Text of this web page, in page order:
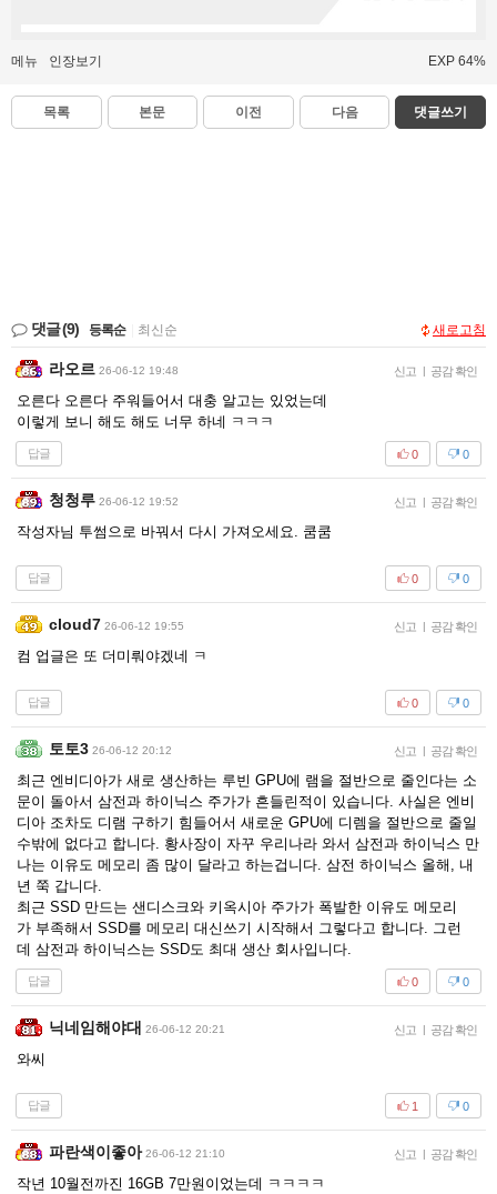
메뉴 인장보기 EXP 64%
목록 본문 이전 다음 댓글쓰기
댓글(9) 등록순 최신순 새로고침
라오르 26-06-12 19:48 신고 | 공감 확인
오른다 오른다 주워들어서 대충 알고는 있었는데
이렇게 보니 해도 해도 너무 하네 ㅋㅋㅋ
답글 0
0
청청루 26-06-12 19:52 신고 | 공감 확인
작성자님 투썸으로 바꿔서 다시 가져오세요. 쿰쿰
답글 0
0
cloud7 26-06-12 19:55 신고 | 공감 확인
컴 업글은 또 더미뤄야겠네 ㅋ
답글 0
0
토토3 26-06-12 20:12 신고 | 공감 확인
최근 엔비디아가 새로 생산하는 루빈 GPU에 램을 절반으로 줄인다는 소
문이 돌아서 삼전과 하이닉스 주가가 흔들린적이 있습니다. 사실은 엔비
디아 조차도 디램 구하기 힘들어서 새로운 GPU에 디렘을 절반으로 줄일
수밖에 없다고 합니다. 황사장이 자꾸 우리나라 와서 삼전과 하이닉스 만
나는 이유도 메모리 좀 많이 달라고 하는겁니다. 삼전 하이닉스 올해, 내
년 쭉 갑니다.
최근 SSD 만드는 샌디스크와 키옥시아 주가가 폭발한 이유도 메모리
가 부족해서 SSD를 메모리 대신쓰기 시작해서 그렇다고 합니다. 그런
데 삼전과 하이닉스는 SSD도 최대 생산 회사입니다.
답글 0
0
닉네임해야대 26-06-12 20:21 신고 | 공감 확인
와씨
답글 0
1
파란색이좋아 26-06-12 21:10 신고 | 공감 확인
작년 10월전까진 16GB 7만원이었는데 ㅋㅋㅋㅋ